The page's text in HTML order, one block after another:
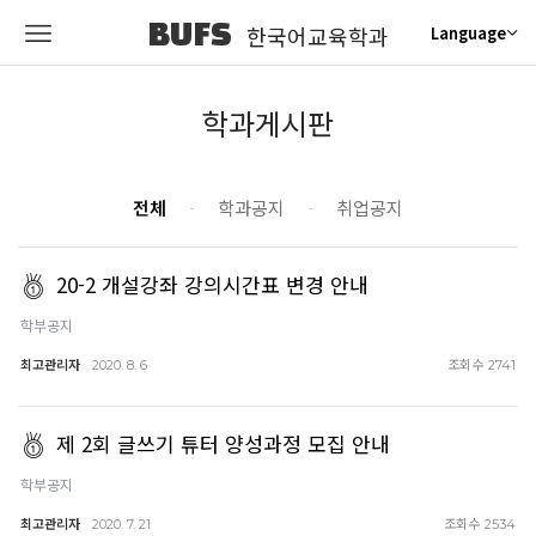
BUFS 한국어교육학과 Language
학과게시판
전체 학과공지 취업공지
20-2 개설강좌 강의시간표 변경 안내
학부공지
최고관리자 2020. 8. 6 조회수 2741
제 2회 글쓰기 튜터 양성과정 모집 안내
학부공지
최고관리자 2020. 7. 21 조회수 2534